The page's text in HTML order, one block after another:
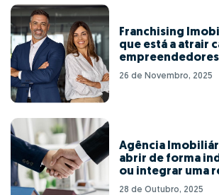
Franchising
que está a atrair
empreendedores
26 de Novembro, 2025
Agência
abrir de forma
ou integrar uma
franchising?
28 de Outubro, 2025